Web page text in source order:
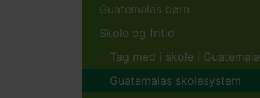
Guatemalas børn
Skole og fritid
Tag med i skole i Guatemala
Guatemalas skolesystem